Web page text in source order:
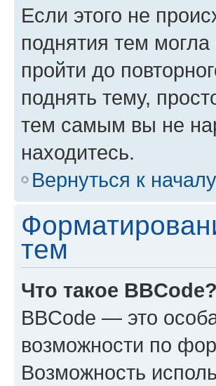
Если этого не
поднятия тем
пройти до
поднять тему,
тем самым вы не
находитесь.
Вернуться к началу
тем
Что такое BBCode?
BBCode — это
возможности по
Возможность